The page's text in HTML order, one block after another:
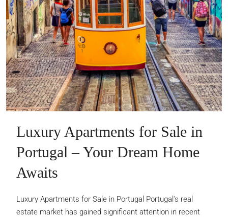
Luxury Apartments for Sale in
Portugal – Your Dream Home
Awaits
Luxury Apartments for Sale in Portugal Portugal's real
estate market has gained significant attention in recent